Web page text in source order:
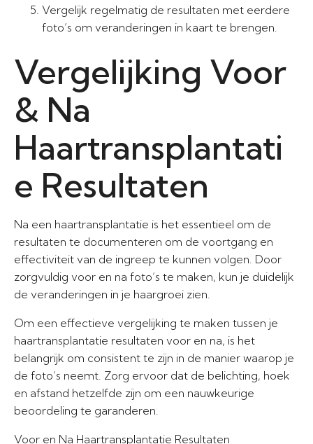
Vergelijk regelmatig de resultaten met eerdere
foto’s om veranderingen in kaart te brengen.
Vergelijking Voor
& Na
Haartransplantati
e Resultaten
Na een haartransplantatie is het essentieel om de
resultaten te documenteren om de voortgang en
effectiviteit van de ingreep te kunnen volgen. Door
zorgvuldig voor en na foto’s te maken, kun je duidelijk
de veranderingen in je haargroei zien.
Om een effectieve vergelijking te maken tussen je
haartransplantatie resultaten voor en na, is het
belangrijk om consistent te zijn in de manier waarop je
de foto’s neemt. Zorg ervoor dat de belichting, hoek
en afstand hetzelfde zijn om een nauwkeurige
beoordeling te garanderen.
Voor en Na Haartransplantatie Resultaten